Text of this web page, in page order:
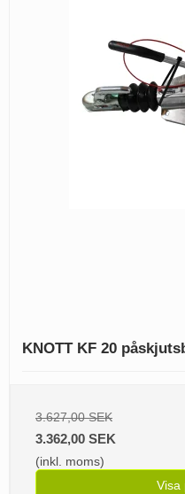
KNOTT KF 20
3.627,00 SEK
3.362,00 SEK
(inkl. moms)
Visa